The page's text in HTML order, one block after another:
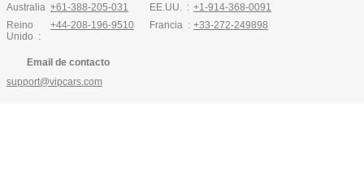
Australia :+61-388-205-031
Reino
Unido :
+44-208-196-9510
EE.UU. : +1-914-368-0091
Francia : +33-272-249898
Email de contacto
support@vipcars.com